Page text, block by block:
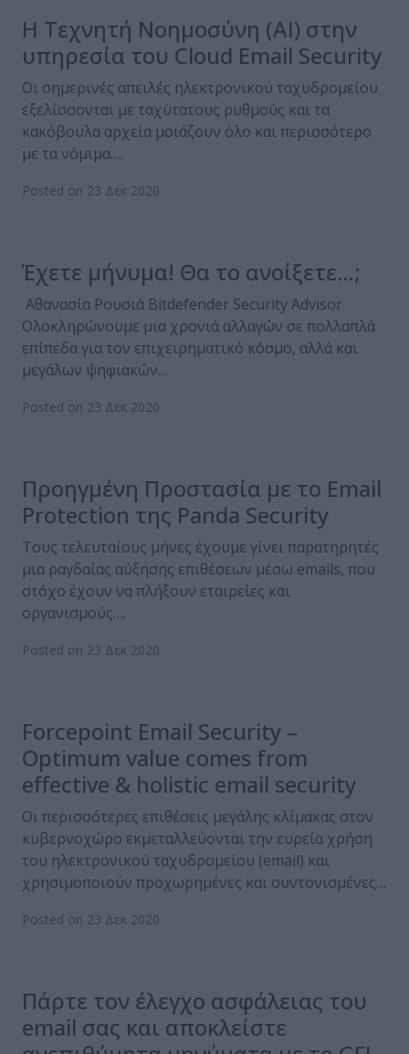
Η Τεχνητή Νοημοσύνη (AI) στην
υπηρεσία του Cloud Email Security
Οι σημερινές απειλές ηλεκτρονικού ταχυδρομείου
εξελίσσονται με ταχύτατους ρυθμούς και τα
κακόβουλα αρχεία μοιάζουν όλο και περισσότερο
με τα νόμιμα….
Posted on 23 Δεκ 2020
Έχετε μήνυμα! Θα το ανοίξετε…;
Αθανασία Ρουσιά Bitdefender Security Advisor
Ολοκληρώνουμε μια χρονιά αλλαγών σε πολλαπλά
επίπεδα για τον επιχειρηματικό κόσμο, αλλά και
μεγάλων ψηφιακών…
Posted on 23 Δεκ 2020
Προηγμένη Προστασία με το Email
Protection της Panda Security
Τους τελευταίους μήνες έχουμε γίνει παρατηρητές
μια ραγδαίας αύξησης επιθέσεων μέσω emails, που
στόχο έχουν να πλήξουν εταιρείες και
οργανισμούς….
Posted on 23 Δεκ 2020
Forcepoint Email Security –
Optimum value comes from
effective & holistic email security
Οι περισσότερες επιθέσεις μεγάλης κλίμακας στον
κυβερνοχώρο εκμεταλλεύονται την ευρεία χρήση
του ηλεκτρονικού ταχυδρομείου (email) και
χρησιμοποιούν προχωρημένες και συντονισμένες…
Posted on 23 Δεκ 2020
Πάρτε τον έλεγχο ασφάλειας του
email σας και αποκλείστε